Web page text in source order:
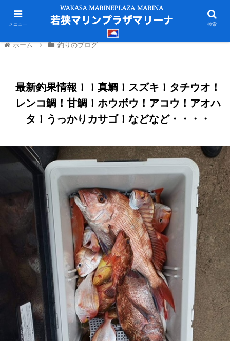
ホーム 釣りのブログ
最新釣果情報！！真鯛！スズキ！タチウオ！
レンコ鯛！甘鯛！ホウボウ！アコウ！アオハ
タ！うっかりカサゴ！などなど・・・・
メニュー 検索